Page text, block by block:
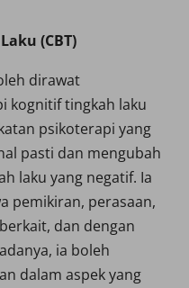
(CBT)
dirawat
kognitif tingkah laku
psikoterapi yang
pasti dan mengubah
laku yang negatif. Ia
pemikiran, perasaan,
dan dengan
ia boleh
dalam aspek yang